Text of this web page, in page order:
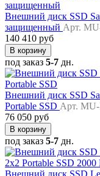
Внешний диск SSD
защищенный Арт.
140 410 руб
В корзину
под заказ 5-7 дн.
Внешний диск SSD
Portable SSD Арт.
76 050 руб
В корзину
под заказ 5-7 дн.